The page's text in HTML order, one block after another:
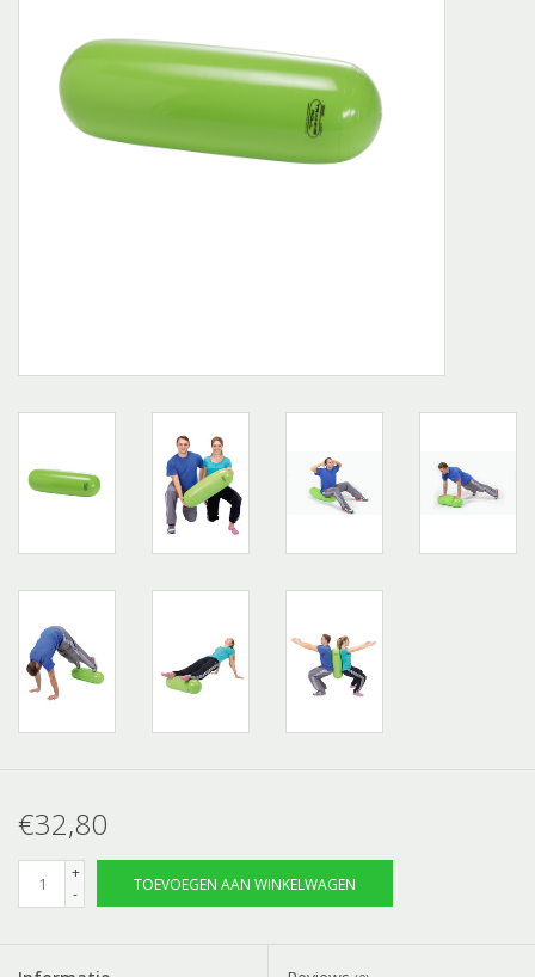
Outlet
€32,80
+
-
TOEVOEGEN AAN WINKELWAGEN